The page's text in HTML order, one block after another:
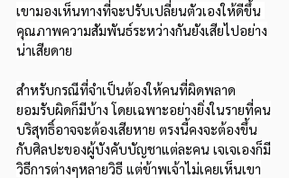
เขามองเห็นทางที่จะปรับเปลี่ยนตัวเองให้ดีขึ้น
คุณภาพความสัมพันธ์ระหว่างกันยังเสียไปอย่าง
น่าเสียดาย
สำหรับกรณีที่จำเป็นต้องให้คนที่ผิดพลาด
ยอมรับผิดก็มีบ้าง โดยเฉพาะอย่างยิ่งในรายที่คน
บริสุทธิ์อาจจะต้องเสียหาย ตรงนี้คงจะต้องขึ้น
กับศิลปะของผู้บังคับบัญชาแต่ละคน เจเจเองก็มี
วิธีการต่างๆหลายวิธี แต่ข้าพเจ้าไม่เคยเห็นเขา